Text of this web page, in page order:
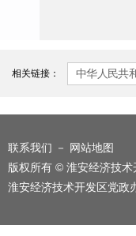
相关链接： 中华人民共
联系我们 － 网站地图
版权所有 © 淮安经济技
淮安经济技术开发区党